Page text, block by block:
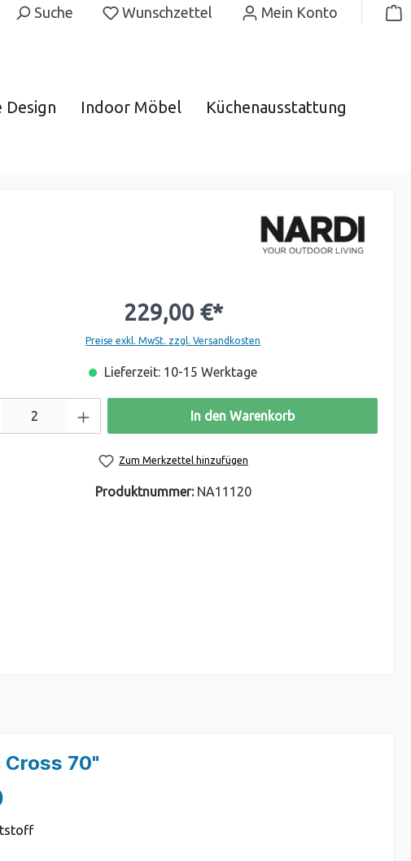
Suche Wunschzettel Mein Konto
Design Indoor Möbel Küchenausstattung
229,00 €*
Preise exkl. MwSt. zzgl. Versandkosten
Lieferzeit: 10-15 Werktage
In den Warenkorb
Zum Merkzettel hinzufügen
Produktnummer: NA11120
70"